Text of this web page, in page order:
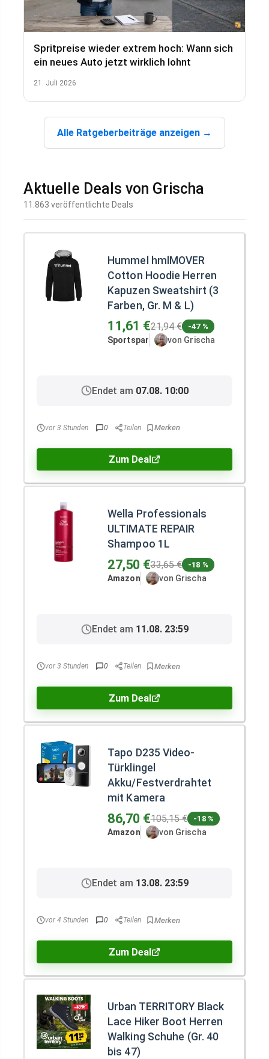
Spritpreise wieder extrem hoch: Wann sich
ein neues Auto jetzt wirklich lohnt
21. Juli 2026
Alle Ratgeberbeiträge anzeigen →
Aktuelle Deals von Grischa
11.863 veröffentlichte Deals
Hummel hmlMOVER
Cotton Hoodie Herren
Kapuzen Sweatshirt (3
Farben, Gr. M & L)
11,61 €21,94 € -47 %
Sportspar von Grischa
Endet am 07.08. 10:00
vor 3 Stunden 0 Teilen
Zum Deal
Wella Professionals
ULTIMATE REPAIR
Shampoo 1L
27,50 €33,65 € -18 %
Amazon von Grischa
Endet am 11.08. 23:59
vor 3 Stunden 0 Teilen
Zum Deal
Tapo D235 Video-
Türklingel
Akku/Festverdrahtet
mit Kamera
86,70 €105,15 € -18 %
Amazon von Grischa
Endet am 13.08. 23:59
vor 4 Stunden 0 Teilen
Zum Deal
Urban TERRITORY Black
Lace Hiker Boot Herren
Walking Schuhe (Gr. 40
bis 47)